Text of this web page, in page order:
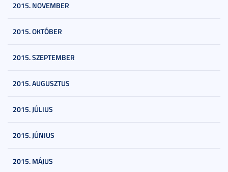
2015. NOVEMBER
2015. OKTÓBER
2015. SZEPTEMBER
2015. AUGUSZTUS
2015. JÚLIUS
2015. JÚNIUS
2015. MÁJUS